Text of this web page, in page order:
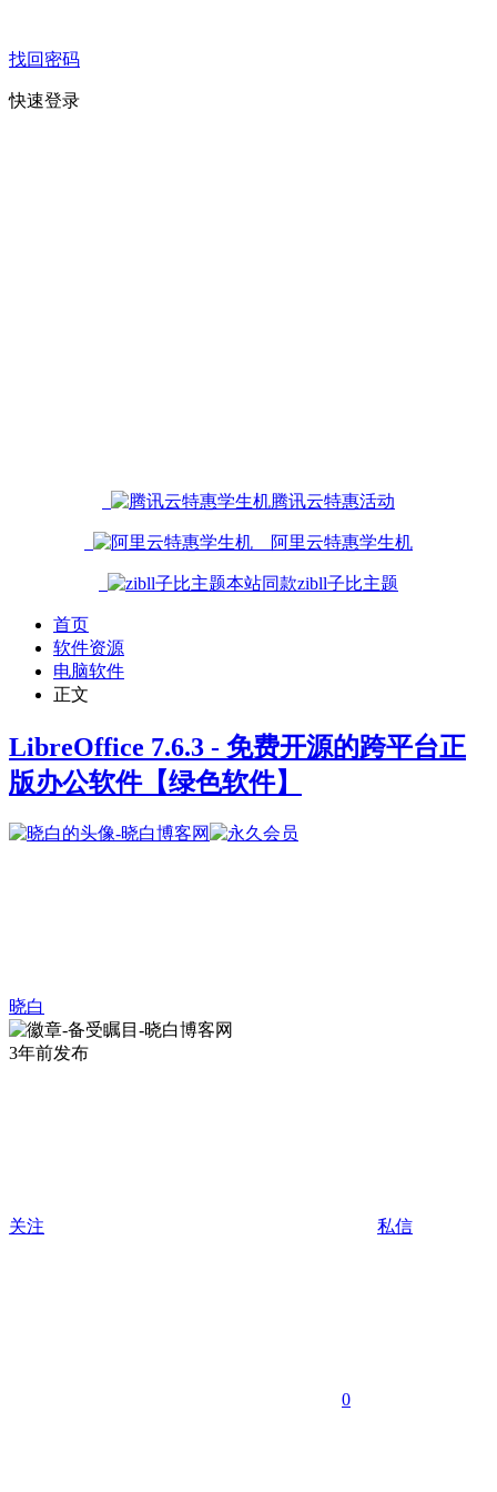
找回密码
快速登录
腾讯云特惠活动
阿里云特惠学生机
本站同款zibll子比主题
首页
软件资源
电脑软件
正文
LibreOffice 7.6.3 - 免费开源的跨平台正
版办公软件【绿色软件】
晓白
3年前发布
关注 私信
0